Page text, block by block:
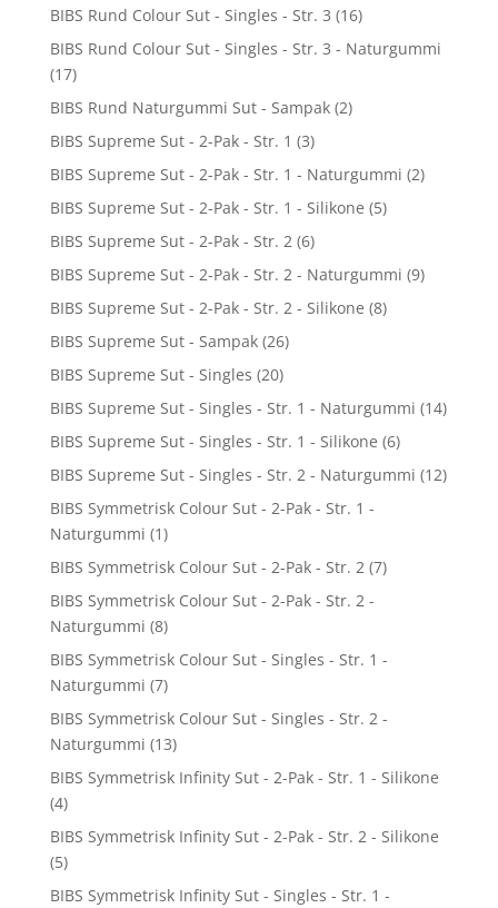
BIBS Rund Colour Sut - Singles - Str. 3 (16)
BIBS Rund Colour Sut - Singles - Str. 3 - Naturgummi
(17)
BIBS Rund Naturgummi Sut - Sampak (2)
BIBS Supreme Sut - 2-Pak - Str. 1 (3)
BIBS Supreme Sut - 2-Pak - Str. 1 - Naturgummi (2)
BIBS Supreme Sut - 2-Pak - Str. 1 - Silikone (5)
BIBS Supreme Sut - 2-Pak - Str. 2 (6)
BIBS Supreme Sut - 2-Pak - Str. 2 - Naturgummi (9)
BIBS Supreme Sut - 2-Pak - Str. 2 - Silikone (8)
BIBS Supreme Sut - Sampak (26)
BIBS Supreme Sut - Singles (20)
BIBS Supreme Sut - Singles - Str. 1 - Naturgummi (14)
BIBS Supreme Sut - Singles - Str. 1 - Silikone (6)
BIBS Supreme Sut - Singles - Str. 2 - Naturgummi (12)
BIBS Symmetrisk Colour Sut - 2-Pak - Str. 1 -
Naturgummi (1)
BIBS Symmetrisk Colour Sut - 2-Pak - Str. 2 (7)
BIBS Symmetrisk Colour Sut - 2-Pak - Str. 2 -
Naturgummi (8)
BIBS Symmetrisk Colour Sut - Singles - Str. 1 -
Naturgummi (7)
BIBS Symmetrisk Colour Sut - Singles - Str. 2 -
Naturgummi (13)
BIBS Symmetrisk Infinity Sut - 2-Pak - Str. 1 - Silikone
(4)
BIBS Symmetrisk Infinity Sut - 2-Pak - Str. 2 - Silikone
(5)
BIBS Symmetrisk Infinity Sut - Singles - Str. 1 -